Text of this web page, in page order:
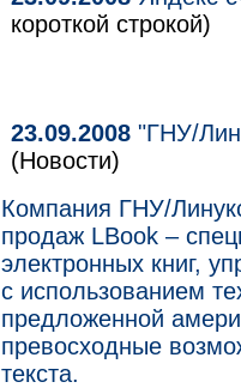
короткой строкой)
23.09.2008 "ГНУ/
(Новости)
Компания ГНУ/
продаж LBook –
электронных книг,
с использованием
предложенной
превосходные
текста.